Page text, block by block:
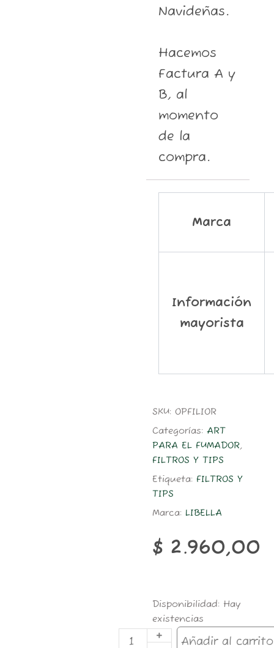
Navideñas.
Hacemos
Factura A y
B, al
momento
de la
compra.
Marca
Información
mayorista
SKU:OPFILIOR
Categorías:ART
PARA EL FUMADOR,
FILTROS Y TIPS
Etiqueta:FILTROS Y
TIPS
Marca:LIBELLA
$ 2.960,00
Disponibilidad: Hay
existencias
FILT.LIBELLA
HAVANA
200U
Añadir al carrito